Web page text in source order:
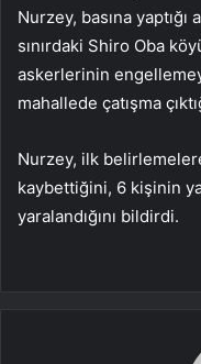
Nurzey, basına yaptığı
sınırdaki Shiro Oba
askerlerinin
mahallede çatışma
Nurzey, ilk
kaybettiğini, 6 kişinin
yaralandığını bildirdi.